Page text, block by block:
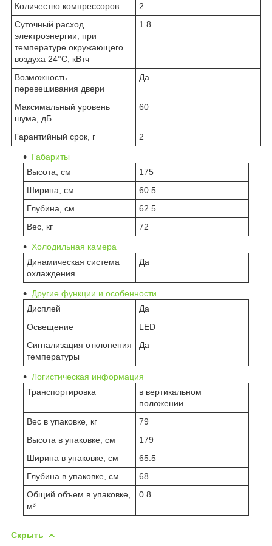
Количество компрессоров
2
Суточный расход
электроэнергии, при
температуре окружающего
воздуха 24°C, кВтч
1.8
Возможность
перевешивания двери
Да
Максимальный уровень
шума, дБ
60
Гарантийный срок, г 2
Габариты
Высота, см
175
Ширина, см
60.5
Глубина, см
62.5
Вес, кг
72
Холодильная камера
Динамическая система
охлаждения
Да
Другие функции и особенности
Дисплей
Да
Освещение
LED
Сигнализация отклонения
температуры
Да
Логистическая информация
Транспортировка
в вертикальном
положении
Вес в упаковке, кг
79
Высота в упаковке, см
179
Ширина в упаковке, см
65.5
Глубина в упаковке, см
68
Общий объем в упаковке,
м³
0.8
Скрыть